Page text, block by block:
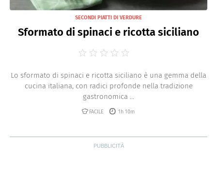
SECONDI PIATTI DI VERDURE
Sformato di spinaci e ricotta siciliano
Lo sformato di spinaci e ricotta siciliano è una gemma della
cucina italiana, con radici profonde nella tradizione
gastronomica ...
FACILE 1h 10m